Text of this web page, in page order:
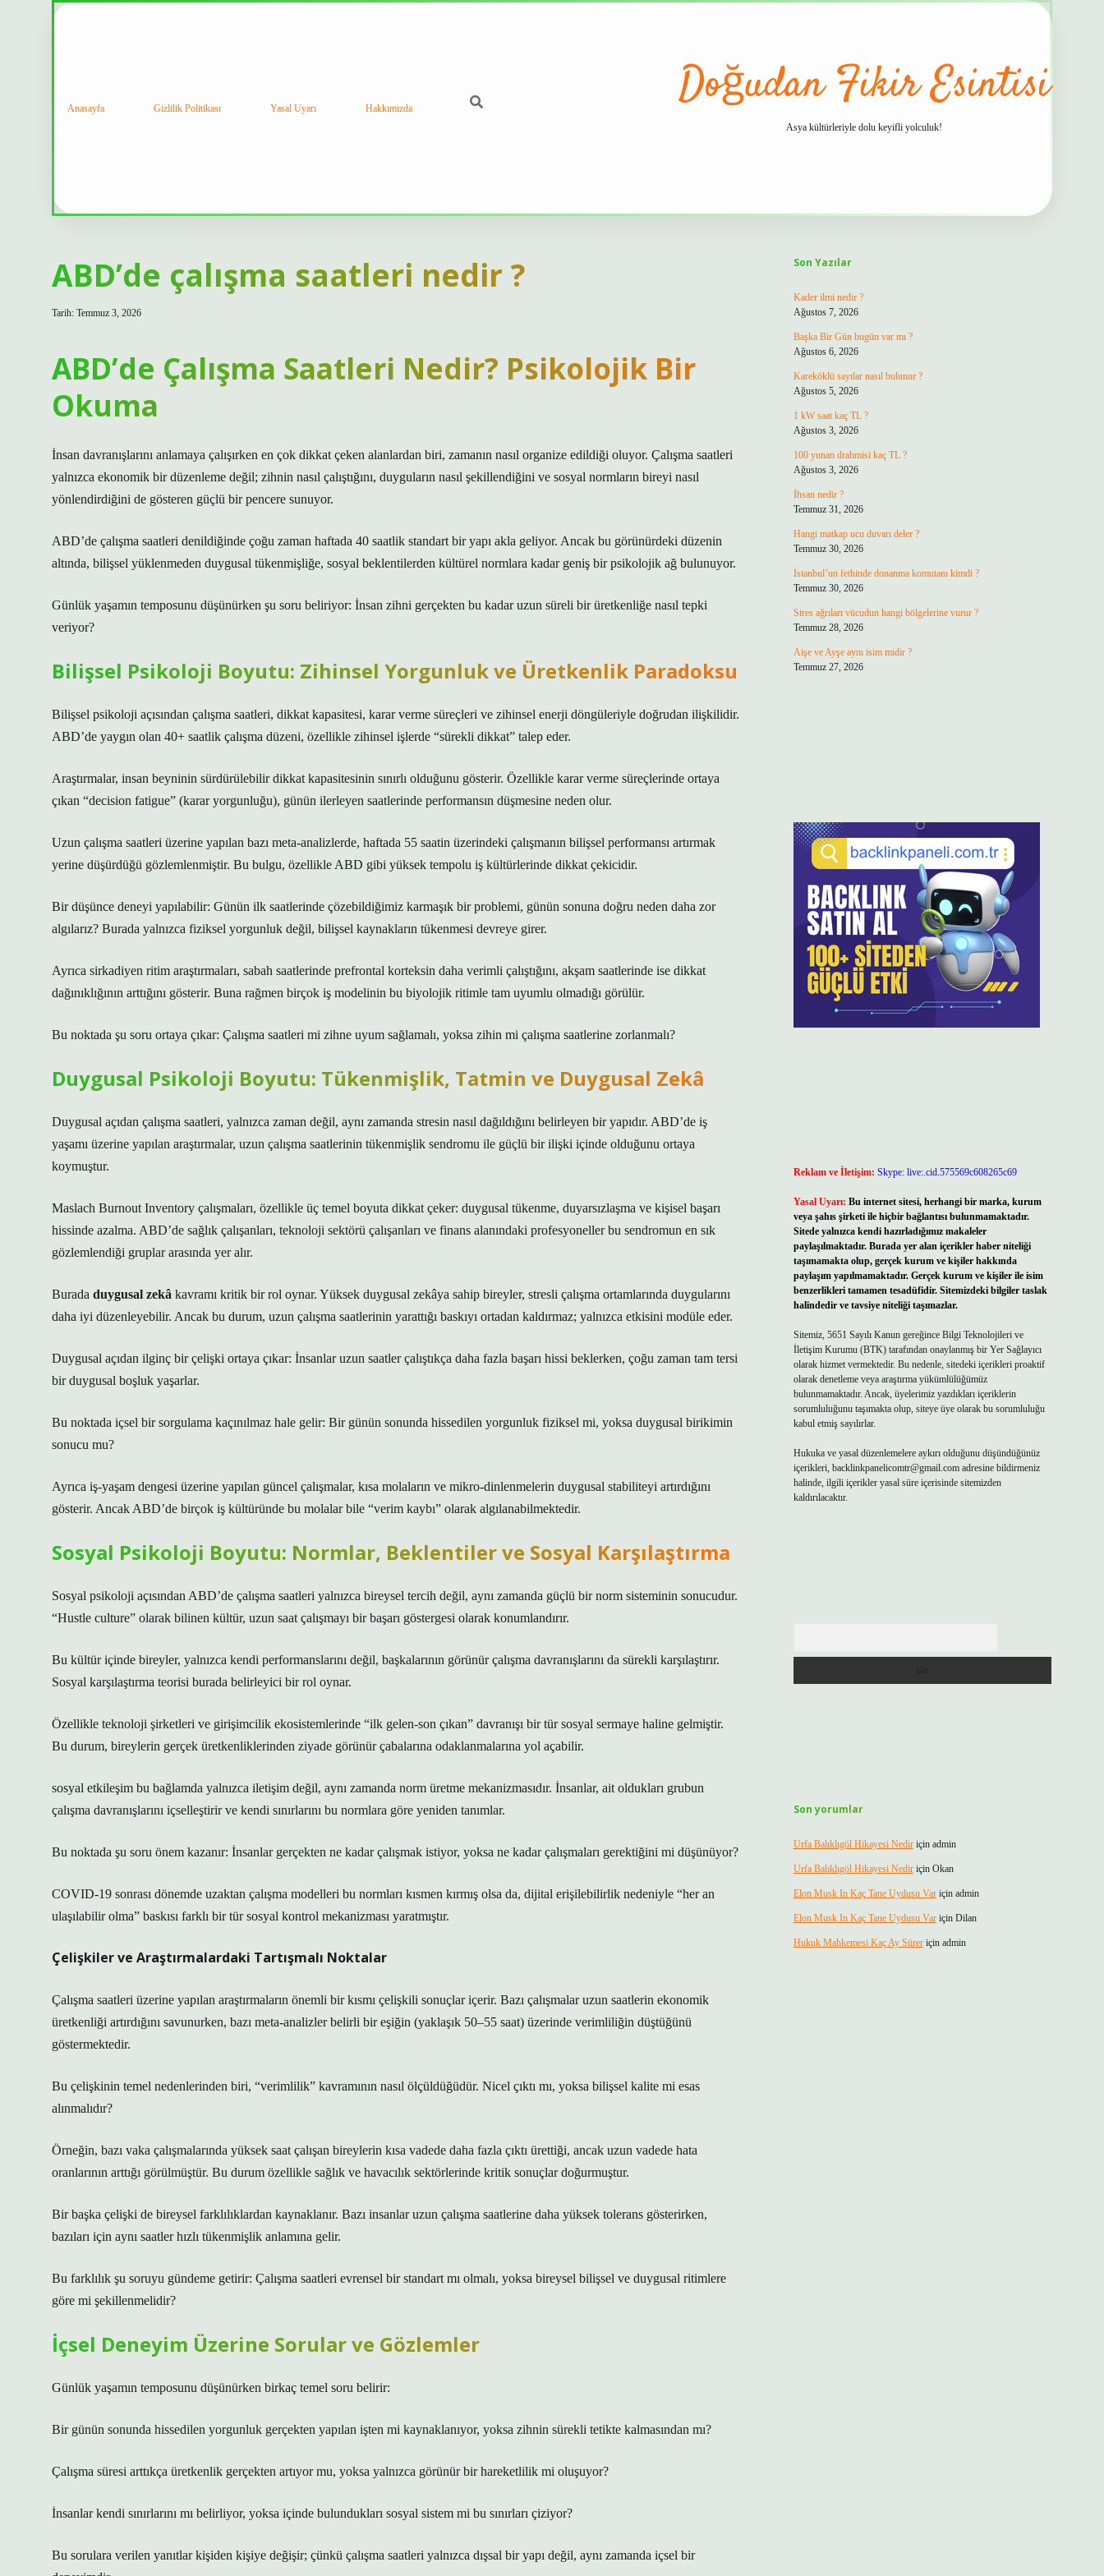
Anasayfa Gizlilik Politikası Yasal Uyarı Hakkımızda Doğudan Fikir Esintisi
Asya kültürleriyle dolu keyifli yolculuk!
ABD’de çalışma saatleri nedir ?
Tarih: Temmuz 3, 2026
ABD’de Çalışma Saatleri Nedir? Psikolojik Bir
Okuma
İnsan davranışlarını anlamaya çalışırken en çok dikkat çeken alanlardan biri, zamanın nasıl organize edildiği oluyor. Çalışma saatleri
yalnızca ekonomik bir düzenleme değil; zihnin nasıl çalıştığını, duyguların nasıl şekillendiğini ve sosyal normların bireyi nasıl
yönlendirdiğini de gösteren güçlü bir pencere sunuyor.
ABD’de çalışma saatleri denildiğinde çoğu zaman haftada 40 saatlik standart bir yapı akla geliyor. Ancak bu görünürdeki düzenin
altında, bilişsel yüklenmeden duygusal tükenmişliğe, sosyal beklentilerden kültürel normlara kadar geniş bir psikolojik ağ bulunuyor.
Günlük yaşamın temposunu düşünürken şu soru beliriyor: İnsan zihni gerçekten bu kadar uzun süreli bir üretkenliğe nasıl tepki
veriyor?
Bilişsel Psikoloji Boyutu: Zihinsel Yorgunluk ve Üretkenlik Paradoksu
Bilişsel psikoloji açısından çalışma saatleri, dikkat kapasitesi, karar verme süreçleri ve zihinsel enerji döngüleriyle doğrudan ilişkilidir.
ABD’de yaygın olan 40+ saatlik çalışma düzeni, özellikle zihinsel işlerde “sürekli dikkat” talep eder.
Araştırmalar, insan beyninin sürdürülebilir dikkat kapasitesinin sınırlı olduğunu gösterir. Özellikle karar verme süreçlerinde ortaya
çıkan “decision fatigue” (karar yorgunluğu), günün ilerleyen saatlerinde performansın düşmesine neden olur.
Uzun çalışma saatleri üzerine yapılan bazı meta-analizlerde, haftada 55 saatin üzerindeki çalışmanın bilişsel performansı artırmak
yerine düşürdüğü gözlemlenmiştir. Bu bulgu, özellikle ABD gibi yüksek tempolu iş kültürlerinde dikkat çekicidir.
Bir düşünce deneyi yapılabilir: Günün ilk saatlerinde çözebildiğimiz karmaşık bir problemi, günün sonuna doğru neden daha zor
algılarız? Burada yalnızca fiziksel yorgunluk değil, bilişsel kaynakların tükenmesi devreye girer.
Ayrıca sirkadiyen ritim araştırmaları, sabah saatlerinde prefrontal korteksin daha verimli çalıştığını, akşam saatlerinde ise dikkat
dağınıklığının arttığını gösterir. Buna rağmen birçok iş modelinin bu biyolojik ritimle tam uyumlu olmadığı görülür.
Bu noktada şu soru ortaya çıkar: Çalışma saatleri mi zihne uyum sağlamalı, yoksa zihin mi çalışma saatlerine zorlanmalı?
Duygusal Psikoloji Boyutu: Tükenmişlik, Tatmin ve Duygusal Zekâ
Duygusal açıdan çalışma saatleri, yalnızca zaman değil, aynı zamanda stresin nasıl dağıldığını belirleyen bir yapıdır. ABD’de iş
yaşamı üzerine yapılan araştırmalar, uzun çalışma saatlerinin tükenmişlik sendromu ile güçlü bir ilişki içinde olduğunu ortaya
koymuştur.
Maslach Burnout Inventory çalışmaları, özellikle üç temel boyuta dikkat çeker: duygusal tükenme, duyarsızlaşma ve kişisel başarı
hissinde azalma. ABD’de sağlık çalışanları, teknoloji sektörü çalışanları ve finans alanındaki profesyoneller bu sendromun en sık
gözlemlendiği gruplar arasında yer alır.
Burada duygusal zekâ kavramı kritik bir rol oynar. Yüksek duygusal zekâya sahip bireyler, stresli çalışma ortamlarında duygularını
daha iyi düzenleyebilir. Ancak bu durum, uzun çalışma saatlerinin yarattığı baskıyı ortadan kaldırmaz; yalnızca etkisini modüle eder.
Duygusal açıdan ilginç bir çelişki ortaya çıkar: İnsanlar uzun saatler çalıştıkça daha fazla başarı hissi beklerken, çoğu zaman tam tersi
bir duygusal boşluk yaşarlar.
Bu noktada içsel bir sorgulama kaçınılmaz hale gelir: Bir günün sonunda hissedilen yorgunluk fiziksel mi, yoksa duygusal birikimin
sonucu mu?
Ayrıca iş-yaşam dengesi üzerine yapılan güncel çalışmalar, kısa molaların ve mikro-dinlenmelerin duygusal stabiliteyi artırdığını
gösterir. Ancak ABD’de birçok iş kültüründe bu molalar bile “verim kaybı” olarak algılanabilmektedir.
Sosyal Psikoloji Boyutu: Normlar, Beklentiler ve Sosyal Karşılaştırma
Sosyal psikoloji açısından ABD’de çalışma saatleri yalnızca bireysel tercih değil, aynı zamanda güçlü bir norm sisteminin sonucudur.
“Hustle culture” olarak bilinen kültür, uzun saat çalışmayı bir başarı göstergesi olarak konumlandırır.
Bu kültür içinde bireyler, yalnızca kendi performanslarını değil, başkalarının görünür çalışma davranışlarını da sürekli karşılaştırır.
Sosyal karşılaştırma teorisi burada belirleyici bir rol oynar.
Özellikle teknoloji şirketleri ve girişimcilik ekosistemlerinde “ilk gelen-son çıkan” davranışı bir tür sosyal sermaye haline gelmiştir.
Bu durum, bireylerin gerçek üretkenliklerinden ziyade görünür çabalarına odaklanmalarına yol açabilir.
sosyal etkileşim bu bağlamda yalnızca iletişim değil, aynı zamanda norm üretme mekanizmasıdır. İnsanlar, ait oldukları grubun
çalışma davranışlarını içselleştirir ve kendi sınırlarını bu normlara göre yeniden tanımlar.
Bu noktada şu soru önem kazanır: İnsanlar gerçekten ne kadar çalışmak istiyor, yoksa ne kadar çalışmaları gerektiğini mi düşünüyor?
COVID-19 sonrası dönemde uzaktan çalışma modelleri bu normları kısmen kırmış olsa da, dijital erişilebilirlik nedeniyle “her an
ulaşılabilir olma” baskısı farklı bir tür sosyal kontrol mekanizması yaratmıştır.
Çelişkiler ve Araştırmalardaki Tartışmalı Noktalar
Çalışma saatleri üzerine yapılan araştırmaların önemli bir kısmı çelişkili sonuçlar içerir. Bazı çalışmalar uzun saatlerin ekonomik
üretkenliği artırdığını savunurken, bazı meta-analizler belirli bir eşiğin (yaklaşık 50–55 saat) üzerinde verimliliğin düştüğünü
göstermektedir.
Bu çelişkinin temel nedenlerinden biri, “verimlilik” kavramının nasıl ölçüldüğüdür. Nicel çıktı mı, yoksa bilişsel kalite mi esas
alınmalıdır?
Örneğin, bazı vaka çalışmalarında yüksek saat çalışan bireylerin kısa vadede daha fazla çıktı ürettiği, ancak uzun vadede hata
oranlarının arttığı görülmüştür. Bu durum özellikle sağlık ve havacılık sektörlerinde kritik sonuçlar doğurmuştur.
Bir başka çelişki de bireysel farklılıklardan kaynaklanır. Bazı insanlar uzun çalışma saatlerine daha yüksek tolerans gösterirken,
bazıları için aynı saatler hızlı tükenmişlik anlamına gelir.
Bu farklılık şu soruyu gündeme getirir: Çalışma saatleri evrensel bir standart mı olmalı, yoksa bireysel bilişsel ve duygusal ritimlere
göre mi şekillenmelidir?
İçsel Deneyim Üzerine Sorular ve Gözlemler
Günlük yaşamın temposunu düşünürken birkaç temel soru belirir:
Bir günün sonunda hissedilen yorgunluk gerçekten yapılan işten mi kaynaklanıyor, yoksa zihnin sürekli tetikte kalmasından mı?
Çalışma süresi arttıkça üretkenlik gerçekten artıyor mu, yoksa yalnızca görünür bir hareketlilik mi oluşuyor?
İnsanlar kendi sınırlarını mı belirliyor, yoksa içinde bulundukları sosyal sistem mi bu sınırları çiziyor?
Bu sorulara verilen yanıtlar kişiden kişiye değişir; çünkü çalışma saatleri yalnızca dışsal bir yapı değil, aynı zamanda içsel bir
Son Yazılar
Kader ilmi nedir ?
Ağustos 7, 2026
Başka Bir Gün bugün var mı ?
Ağustos 6, 2026
Kareköklü sayılar nasıl bulunur ?
Ağustos 5, 2026
1 kW saat kaç TL ?
Ağustos 3, 2026
100 yunan drahmisi kaç TL ?
Ağustos 3, 2026
İhsan nedir ?
Temmuz 31, 2026
Hangi matkap ucu duvarı deler ?
Temmuz 30, 2026
İstanbul’un fethinde donanma komutanı kimdi ?
Temmuz 30, 2026
Stres ağrıları vücudun hangi bölgelerine vurur ?
Temmuz 28, 2026
Aişe ve Ayşe aynı isim midir ?
Temmuz 27, 2026
Reklam ve İletişim: Skype: live:.cid.575569c608265c69
Yasal Uyarı: Bu internet sitesi, herhangi bir marka, kurum
veya şahıs şirketi ile hiçbir bağlantısı bulunmamaktadır.
Sitede yalnızca kendi hazırladığımız makaleler
paylaşılmaktadır. Burada yer alan içerikler haber niteliği
taşımamakta olup, gerçek kurum ve kişiler hakkında
paylaşım yapılmamaktadır. Gerçek kurum ve kişiler ile isim
benzerlikleri tamamen tesadüfidir. Sitemizdeki bilgiler taslak
halindedir ve tavsiye niteliği taşımazlar.
Sitemiz, 5651 Sayılı Kanun gereğince Bilgi Teknolojileri ve
İletişim Kurumu (BTK) tarafından onaylanmış bir Yer Sağlayıcı
olarak hizmet vermektedir. Bu nedenle, sitedeki içerikleri proaktif
olarak denetleme veya araştırma yükümlülüğümüz
bulunmamaktadır. Ancak, üyelerimiz yazdıkları içeriklerin
sorumluluğunu taşımakta olup, siteye üye olarak bu sorumluluğu
kabul etmiş sayılırlar.
Hukuka ve yasal düzenlemelere aykırı olduğunu düşündüğünüz
içerikleri, backlinkpanelicomtr@gmail.comadresine bildirmeniz
halinde, ilgili içerikler yasal süre içerisinde sitemizden
kaldırılacaktır.
Son yorumlar
Urfa Balıklıgöl Hikayesi Nediriçin admin
Urfa Balıklıgöl Hikayesi Nediriçin Okan
Elon Musk In Kaç Tane Uydusu Variçin admin
Elon Musk In Kaç Tane Uydusu Variçin Dilan
Hukuk Mahkemesi Kaç Ay Süreriçin admin